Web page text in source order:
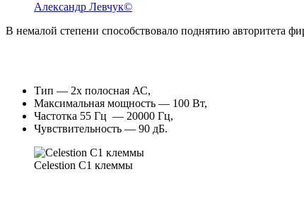
Александр Левчук©
В немалой степени способствовало поднятию авторитета
Тип — 2х полосная АС,
Максимальная мощность — 100 Вт,
Частотка 55 Гц — 20000 Гц,
Чувствительность — 90 дБ.
Celestion C1 клеммы